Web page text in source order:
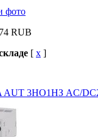
фото
RUB
[ x ]
AUT 3НО1НЗ AC/